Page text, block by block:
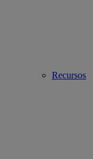
Recursos